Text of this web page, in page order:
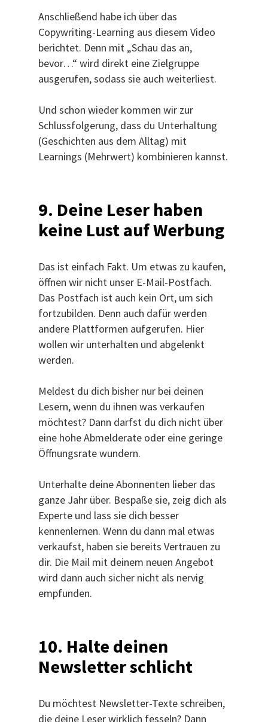
Anschließend habe ich über das
Copywriting-Learning aus diesem Video
berichtet. Denn mit „Schau das an,
bevor…“ wird direkt eine Zielgruppe
ausgerufen, sodass sie auch weiterliest.
Und schon wieder kommen wir zur
Schlussfolgerung, dass du Unterhaltung
(Geschichten aus dem Alltag) mit
Learnings (Mehrwert) kombinieren kannst.
9. Deine Leser haben
keine Lust auf Werbung
Das ist einfach Fakt. Um etwas zu kaufen,
öffnen wir nicht unser E-Mail-Postfach.
Das Postfach ist auch kein Ort, um sich
fortzubilden. Denn auch dafür werden
andere Plattformen aufgerufen. Hier
wollen wir unterhalten und abgelenkt
werden.
Meldest du dich bisher nur bei deinen
Lesern, wenn du ihnen was verkaufen
möchtest? Dann darfst du dich nicht über
eine hohe Abmelderate oder eine geringe
Öffnungsrate wundern.
Unterhalte deine Abonnenten lieber das
ganze Jahr über. Bespaße sie, zeig dich als
Experte und lass sie dich besser
kennenlernen. Wenn du dann mal etwas
verkaufst, haben sie bereits Vertrauen zu
dir. Die Mail mit deinem neuen Angebot
wird dann auch sicher nicht als nervig
empfunden.
10. Halte deinen
Newsletter schlicht
Du möchtest Newsletter-Texte schreiben,
die deine Leser wirklich fesseln? Dann